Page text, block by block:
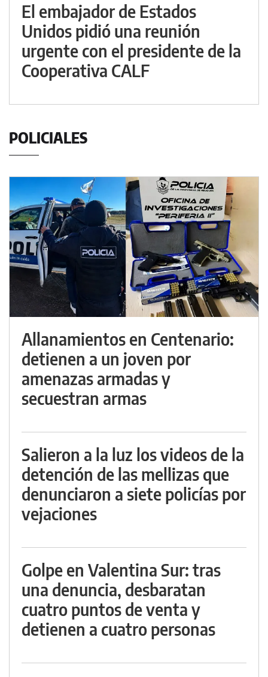
El embajador de Estados
Unidos pidió una reunión
urgente con el presidente de la
Cooperativa CALF
POLICIALES
Allanamientos en Centenario:
detienen a un joven por
amenazas armadas y
secuestran armas
Salieron a la luz los videos de la
detención de las mellizas que
denunciaron a siete policías por
vejaciones
Golpe en Valentina Sur: tras
una denuncia, desbaratan
cuatro puntos de venta y
detienen a cuatro personas